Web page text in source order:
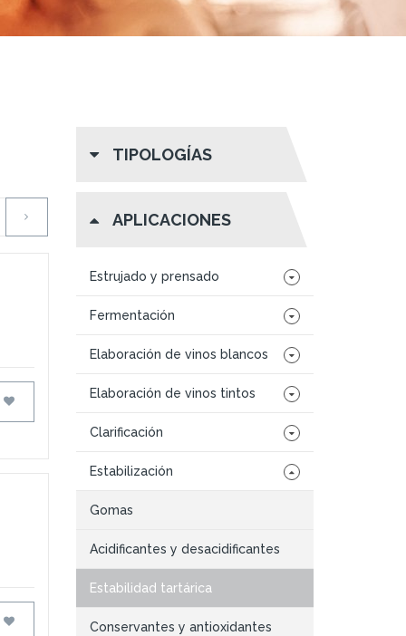
FAVORITOS
FAVORITOS
TIPOLOGÍAS
APLICACIONES
Estrujado y prensado
Fermentación
Elaboración de vinos blancos
Elaboración de vinos tintos
Clarificación
Estabilización
Gomas
Acidificantes y desacidificantes
Estabilidad tartárica
Conservantes y antioxidantes